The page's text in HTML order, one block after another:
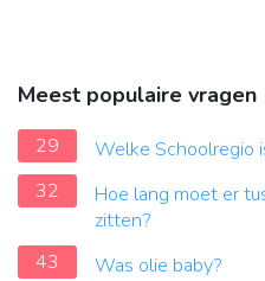
Meest populaire vragen
29
Welke Schoolregio
32
Hoe lang moet er
zitten?
43
Was olie baby?